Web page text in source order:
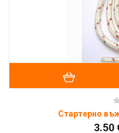
Стартерно
3.50